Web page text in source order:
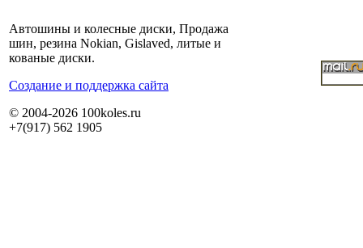
Автошины и колесные диски, Продажа
шин, резина Nokian, Gislaved, литые и
кованые диски.
Cоздание и поддержка сайта
© 2004-2026 100koles.ru
+7(917) 562 1905